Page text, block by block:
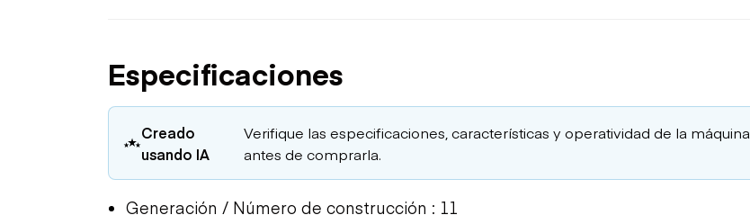
Especificaciones
Creado
usando IA
Verifique las especificaciones, características y operatividad de la máquina
antes de comprarla.
Generación / Número de construcción : 11